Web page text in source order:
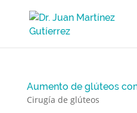
Aumento de glúteos
Cirugía de glúteos